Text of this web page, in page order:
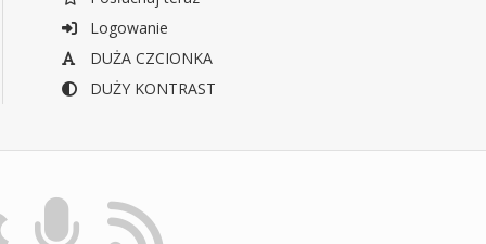
Logowanie
DUŻA CZCIONKA
DUŻY KONTRAST